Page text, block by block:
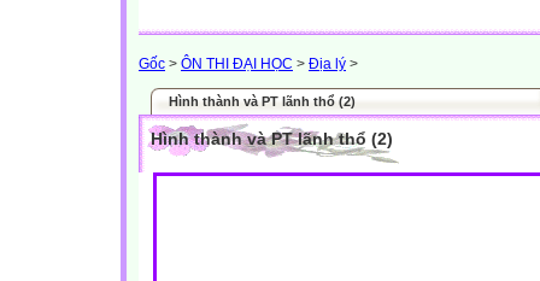
Gốc > ÔN THI ĐẠI HỌC > Địa lý >
Hình thành và PT lãnh thổ (2)
Hình thành và PT lãnh thổ (2)